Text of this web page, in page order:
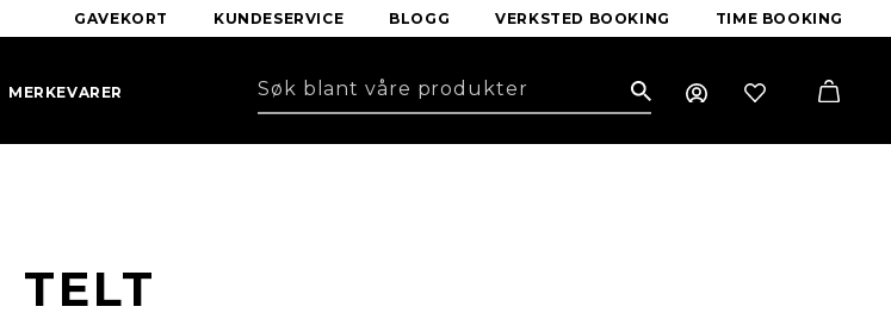
GAVEKORT KUNDESERVICE BLOGG VERKSTED BOOKING TIME BOOKING
MERKEVARER Search
TELT